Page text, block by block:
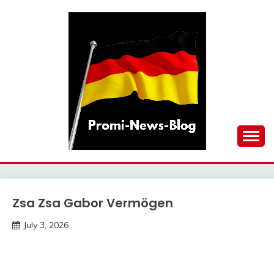
PROMI-NEWS-BLOG
Trends
Zsa Zsa Gabor Vermögen
July 3, 2026